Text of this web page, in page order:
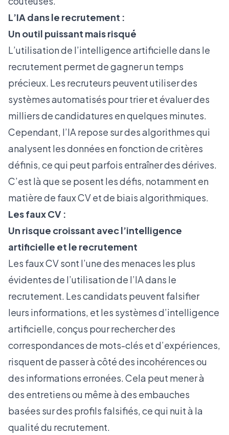
L’IA dans le recrutement :
Un outil puissant mais risqué
L’utilisation de l’intelligence artificielle dans le
recrutement permet de gagner un temps
précieux. Les recruteurs peuvent utiliser des
systèmes automatisés pour trier et évaluer des
milliers de candidatures en quelques minutes.
Cependant, l’IA repose sur des algorithmes qui
analysent les données en fonction de critères
définis, ce qui peut parfois entraîner des dérives.
C’est là que se posent les défis, notamment en
matière de faux CV et de biais algorithmiques.
Les faux CV :
Un risque croissant avec l’intelligence
artificielle et le recrutement
Les faux CV sont l’une des menaces les plus
évidentes de l’utilisation de l’IA dans le
recrutement. Les candidats peuvent falsifier
leurs informations, et les systèmes d’intelligence
artificielle, conçus pour rechercher des
correspondances de mots-clés et d’expériences,
risquent de passer à côté des incohérences ou
des informations erronées. Cela peut mener à
des entretiens ou même à des embauches
basées sur des profils falsifiés, ce qui nuit à la
qualité du recrutement.